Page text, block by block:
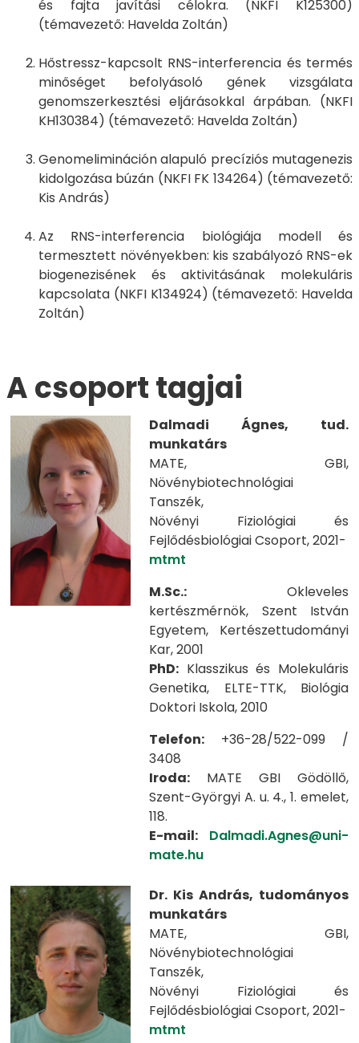
és fajta javítási célokra. (NKFI K125300)
(témavezető: Havelda Zoltán)
Hőstressz-kapcsolt RNS-interferencia és termés
minőséget befolyásoló gének vizsgálata
genomszerkesztési eljárásokkal árpában. (NKFI
KH130384) (témavezető: Havelda Zoltán)
Genomelimináción alapuló precíziós mutagenezis
kidolgozása búzán (NKFI FK 134264) (témavezető:
Kis András)
Az RNS-interferencia biológiája modell és
termesztett növényekben: kis szabályozó RNS-ek
biogenezisének és aktivitásának molekuláris
kapcsolata (NKFI K134924) (témavezető: Havelda
Zoltán)
​​​​​​A csoport tagjai
Dalmadi Ágnes, tud.
munkatárs
MATE, GBI,
Növénybiotechnológiai
Tanszék,
Növényi Fiziológiai és
Fejlődésbiológiai Csoport, 2021-
mtmt
M.Sc.: Okleveles
kertészmérnök, Szent István
Egyetem, Kertészettudományi
Kar, 2001
PhD: Klasszikus és Molekuláris
Genetika, ELTE-TTK, Biológia
Doktori Iskola, 2010
Telefon: +36-28/522-099 /
3408
Iroda: MATE GBI Gödöllő,
Szent-Györgyi A. u. 4., 1. emelet,
118.
E-mail:
Dalmadi.Agnes@uni-
mate.hu
Dr. Kis András, tudományos
munkatárs
MATE, GBI,
Növénybiotechnológiai
Tanszék,
Növényi Fiziológiai és
Fejlődésbiológiai Csoport, 2021-
mtmt